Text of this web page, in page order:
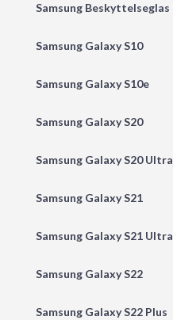
Samsung Beskyttelseglas
Samsung Galaxy S10
Samsung Galaxy S10e
Samsung Galaxy S20
Samsung Galaxy S20 Ultra
Samsung Galaxy S21
Samsung Galaxy S21 Ultra
Samsung Galaxy S22
Samsung Galaxy S22 Plus